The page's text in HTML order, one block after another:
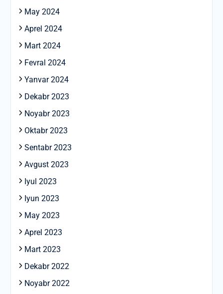
May 2024
Aprel 2024
Mart 2024
Fevral 2024
Yanvar 2024
Dekabr 2023
Noyabr 2023
Oktabr 2023
Sentabr 2023
Avgust 2023
Iyul 2023
Iyun 2023
May 2023
Aprel 2023
Mart 2023
Dekabr 2022
Noyabr 2022